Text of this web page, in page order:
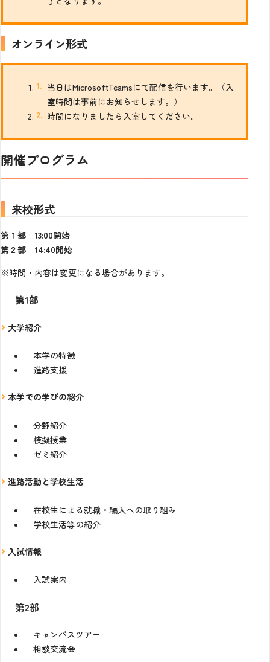
オンライン形式
当日はMicrosoftTeamsにて配信を行います。（入
室時間は事前にお知らせします。）
時間になりましたら入室してください。
開催プログラム
来校形式
第１部 13:00開始
第２部 14:40開始
※時間・内容は変更になる場合があります。
第1部
大学紹介
本学の特徴
進路支援
本学での学びの紹介
分野紹介
模擬授業
ゼミ紹介
進路活動と学校生活
在校生による就職・編入への取り組み
学校生活等の紹介
入試情報
入試案内
第2部
キャンパスツアー
相談交流会